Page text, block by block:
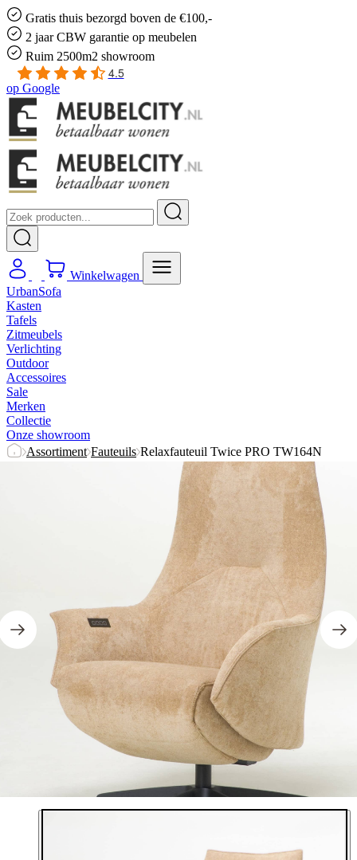
Gratis thuis bezorgd boven de €100,-
2 jaar CBW garantie op meubelen
Ruim 2500m2 showroom
4.5
op Google
Winkelwagen
UrbanSofa
Kasten
Tafels
Zitmeubels
Verlichting
Outdoor
Accessoires
Sale
Merken
Collectie
Onze showroom
Assortiment Fauteuils Relaxfauteuil Twice PRO TW164N